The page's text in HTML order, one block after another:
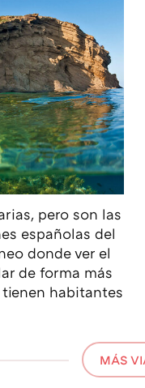
pero son las
españolas del
donde ver el
de forma más
habitantes
MÁS